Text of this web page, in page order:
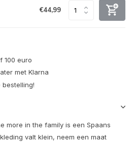
€44,99
100 euro
met Klarna
more in the family is een Spaans
valt klein, neem een maat